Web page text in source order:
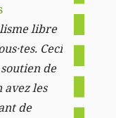
libre
Ceci
de
avez les
de